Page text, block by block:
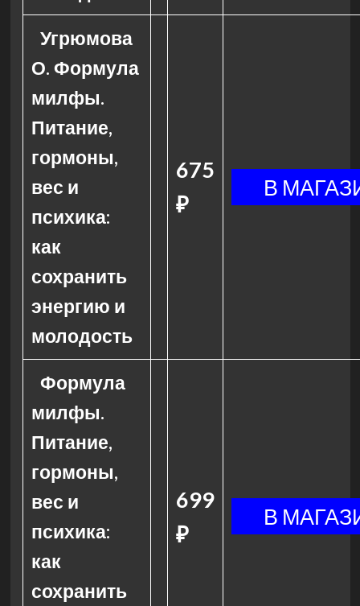
Угрюмова
О. Формула
милфы.
Питание,
гормоны,
вес и
психика:
как
сохранить
энергию и
молодость
675
₽
Формула
милфы.
Питание,
гормоны,
вес и
психика:
как
сохранить
699
₽